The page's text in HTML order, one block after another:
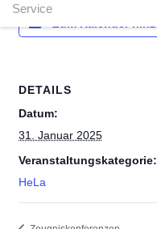
Service
DETAILS
Datum:
31. Januar 2025
Veranstaltungskategorie:
HeLa